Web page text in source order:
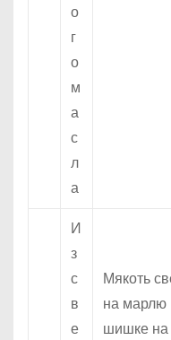
о
г
о
м
а
с
л
а
И
з
с
в
е
Мякоть
на марлю
шишке на